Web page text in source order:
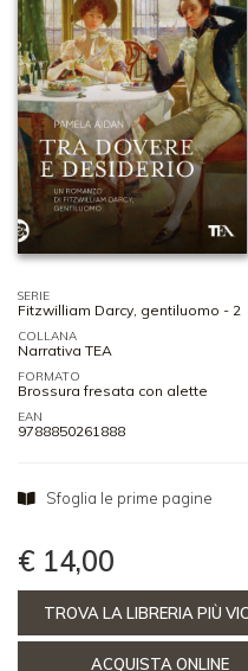
SERIE
Fitzwilliam Darcy, gentiluomo - 2
COLLANA
Narrativa TEA
FORMATO
Brossura fresata con alette
EAN
9788850261888
Sfoglia le prime pagine
€ 14,00
TROVA LA LIBRERIA PIÙ
ACQUISTA ONLINE